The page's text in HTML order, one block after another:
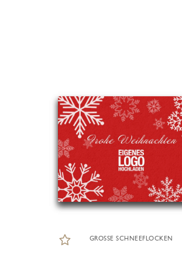
GROSSE SCHNEEFLOCKEN